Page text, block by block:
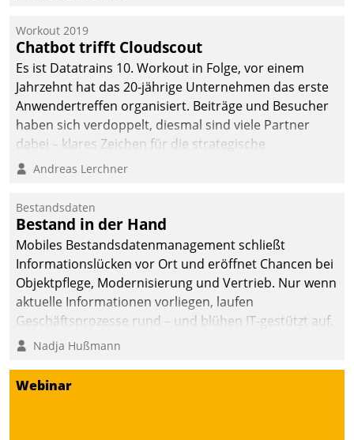
integrieren.
Workout 2019
Chatbot trifft Cloudscout
Es ist Datatrains 10. Workout in Folge, vor einem
Jahrzehnt hat das 20-jährige Unternehmen das erste
Anwendertreffen organisiert. Beiträge und Besucher
haben sich verdoppelt, diesmal sind viele Partner
dabei – klares Zeichen für die strategische
Fokussierung auf den Kunden.
Andreas Lerchner
Bestandsdaten
Bestand in der Hand
Mobiles Bestandsdatenmanagement schließt
Informationslücken vor Ort und eröffnet Chancen bei
Objektpflege, Modernisierung und Vertrieb. Nur wenn
aktuelle Informationen vorliegen, laufen
Geschäftsprozesse rund – und blühen IT-gestützt auf.
Nadja Hußmann
Webinar